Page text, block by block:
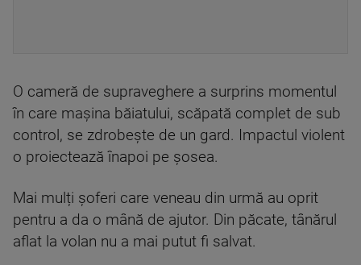
O cameră de supraveghere a surprins momentul
în care mașina băiatului, scăpată complet de sub
control, se zdrobește de un gard. Impactul violent
o proiectează înapoi pe șosea.
Mai mulți șoferi care veneau din urmă au oprit
pentru a da o mână de ajutor. Din păcate, tânărul
aflat la volan nu a mai putut fi salvat.